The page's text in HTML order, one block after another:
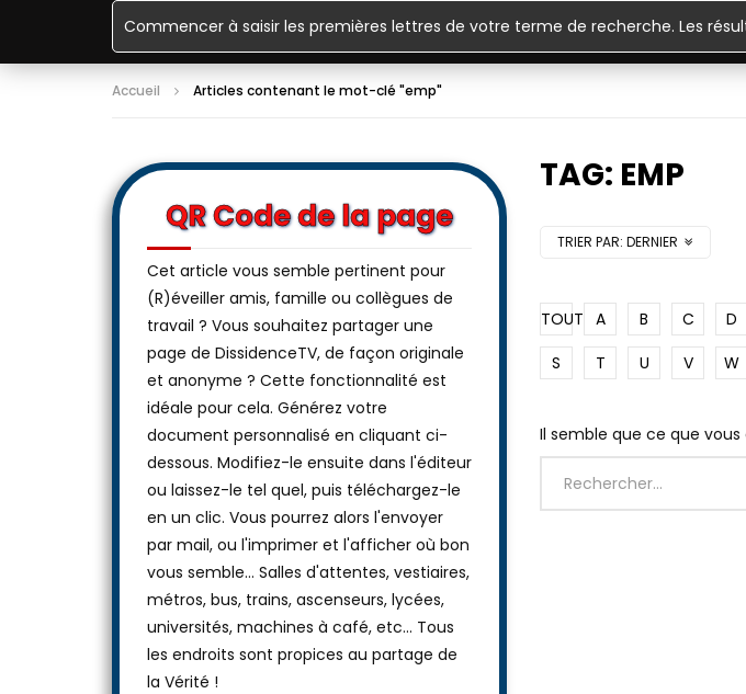
Accueil Articles contenant le mot-clé "emp"
TAG: EMP
TRIER PAR: DERNIER
TOUT A B C D
S
T U V W
Il semble que ce que
QR Code de la page
Cet article vous semble pertinent pour
(R)éveiller amis, famille ou collègues de
travail ? Vous souhaitez partager une
page de DissidenceTV, de façon originale
et anonyme ? Cette fonctionnalité est
idéale pour cela. Générez votre
document personnalisé en cliquant ci-
dessous. Modifiez-le ensuite dans l'éditeur
ou laissez-le tel quel, puis téléchargez-le
en un clic. Vous pourrez alors l'envoyer
par mail, ou l'imprimer et l'afficher où bon
vous semble… Salles d'attentes, vestiaires,
métros, bus, trains, ascenseurs, lycées,
universités, machines à café, etc... Tous
les endroits sont propices au partage de
la Vérité !